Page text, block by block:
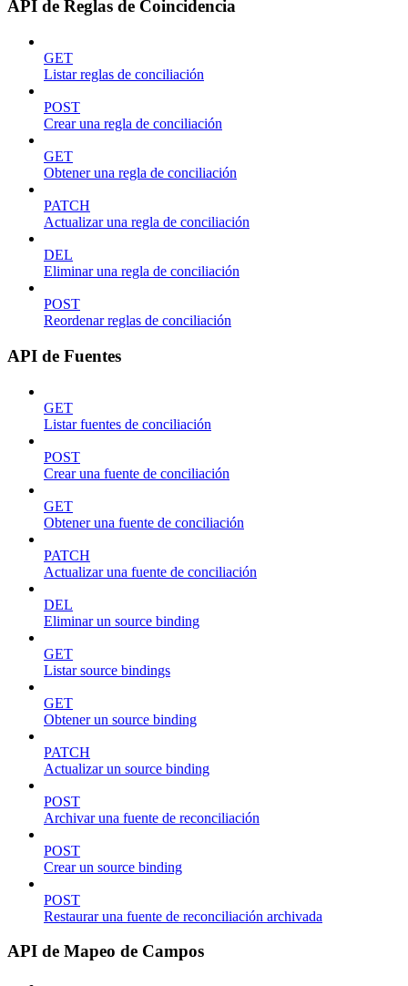
API de Reglas de Coincidencia
GET
Listar reglas de conciliación
POST
Crear una regla de conciliación
GET
Obtener una regla de conciliación
PATCH
Actualizar una regla de conciliación
DEL
Eliminar una regla de conciliación
POST
Reordenar reglas de conciliación
API de Fuentes
GET
Listar fuentes de conciliación
POST
Crear una fuente de conciliación
GET
Obtener una fuente de conciliación
PATCH
Actualizar una fuente de conciliación
DEL
Eliminar un source binding
GET
Listar source bindings
GET
Obtener un source binding
PATCH
Actualizar un source binding
POST
Archivar una fuente de reconciliación
POST
Crear un source binding
POST
Restaurar una fuente de reconciliación archivada
API de Mapeo de Campos